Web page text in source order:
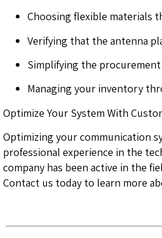
Choosing flexible materials
Verifying that the antenna
Simplifying the
Managing your inventory
Optimize Your System With
Optimizing your communication
professional experience in the
company has been active in the
Contact us today to learn more